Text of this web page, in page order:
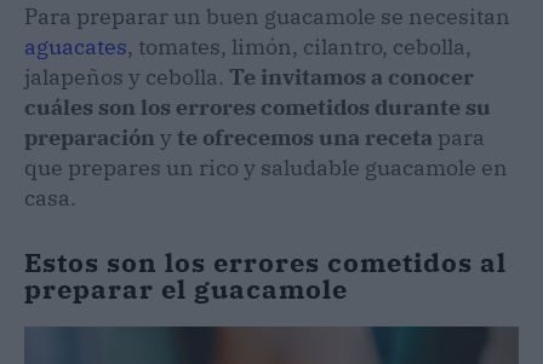
Para preparar un buen guacamole se necesitan
aguacates, tomates, limón, cilantro, cebolla,
jalapeños y cebolla. Te invitamos a conocer
cuáles son los errores cometidos durante su
preparación yte ofrecemos una receta para
que prepares un rico y saludable guacamole en
casa.
Estos son los errores cometidos al
preparar el guacamole